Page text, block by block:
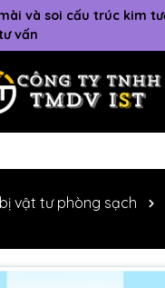
và soi cấu trúc kim
vấn
vật tư phòng sạch